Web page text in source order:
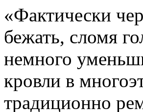
«Фактически
бежать, сломя
немного
кровли в
традиционно